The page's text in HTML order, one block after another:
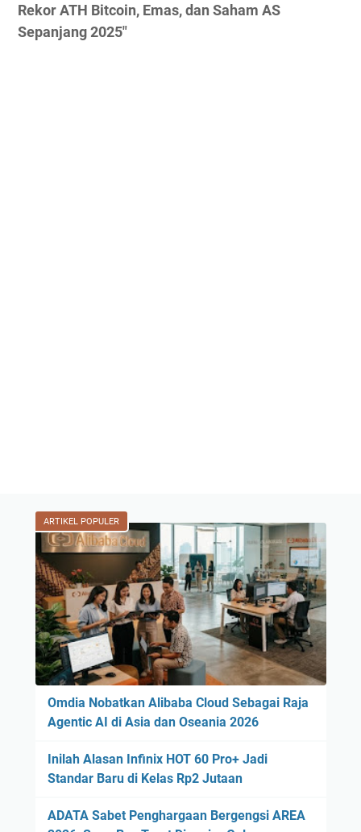
Rekor ATH Bitcoin, Emas, dan Saham AS
Sepanjang 2025"
ARTIKEL POPULER
Omdia Nobatkan Alibaba Cloud Sebagai Raja
Agentic AI di Asia dan Oseania 2026
Inilah Alasan Infinix HOT 60 Pro+ Jadi
Standar Baru di Kelas Rp2 Jutaan
ADATA Sabet Penghargaan Bergengsi AREA